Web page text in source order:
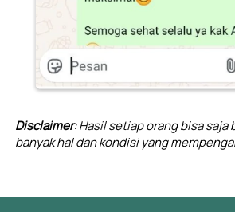
Disclaimer: Hasil setiap orang bisa saja
banyak hal dan kondisi yang